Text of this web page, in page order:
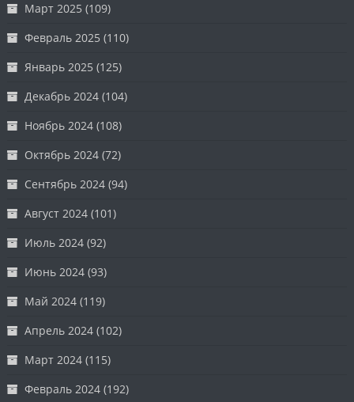
Март 2025 (109)
Февраль 2025 (110)
Январь 2025 (125)
Декабрь 2024 (104)
Ноябрь 2024 (108)
Октябрь 2024 (72)
Сентябрь 2024 (94)
Август 2024 (101)
Июль 2024 (92)
Июнь 2024 (93)
Май 2024 (119)
Апрель 2024 (102)
Март 2024 (115)
Февраль 2024 (192)